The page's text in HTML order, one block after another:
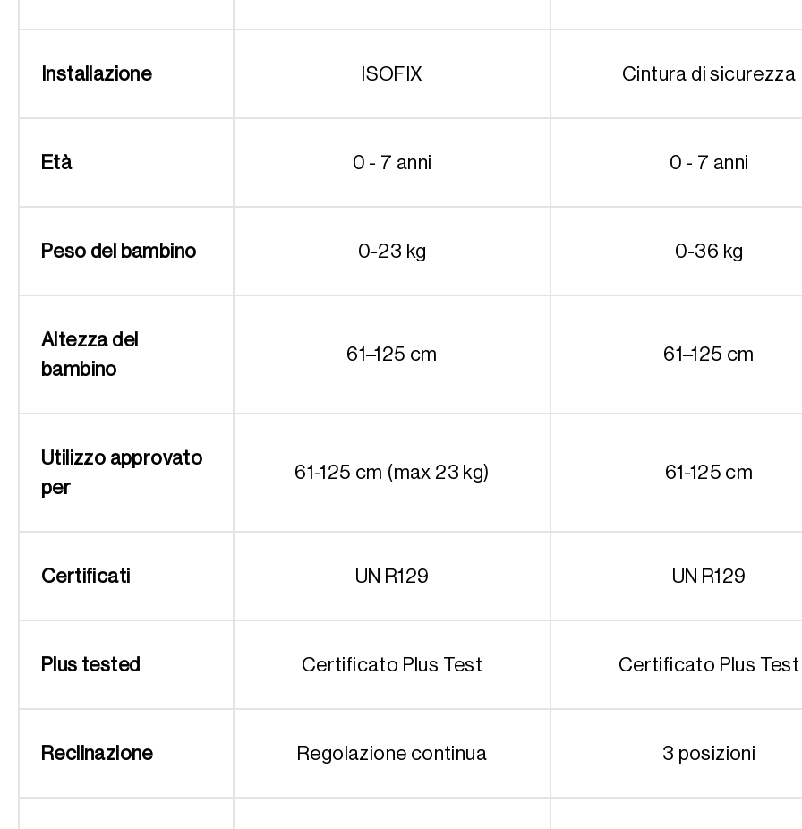
Installazione ISOFIX Cintura di sicurezza
Età 0 - 7 anni 0 - 7 anni
Peso del bambino 0-23 kg 0-36 kg
Altezza del
bambino
61–125 cm 61–125 cm
Utilizzo approvato
per
61-125 cm (max 23 kg) 61-125 cm
Certificati UN R129 UN R129
Plus tested Certificato Plus Test Certificato Plus Test
Reclinazione Regolazione continua 3 posizioni